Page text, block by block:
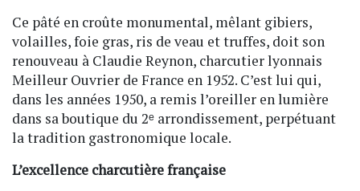
Ce pâté en croûte monumental, mêlant gibiers,
volailles, foie gras, ris de veau et truffes, doit son
renouveau à Claudie Reynon, charcutier lyonnais
Meilleur Ouvrier de France en 1952. C’est lui qui,
dans les années 1950, a remis l’oreiller en lumière
dans sa boutique du 2ᵉ arrondissement, perpétuant
la tradition gastronomique locale.
L’excellence charcutière française